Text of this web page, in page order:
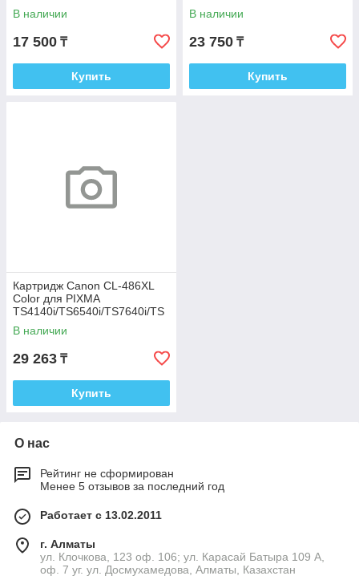
8284B001
В наличии
17 500 ₸
Купить
В наличии
23 750 ₸
Купить
Картридж Canon CL-486XL
Color для PIXMA
TS4140i/TS6540i/TS7640i/TS
7740i 6224C001
В наличии
29 263 ₸
Купить
О нас
Рейтинг не сформирован
Менее 5 отзывов за последний год
Работает с 13.02.2011
г. Алматы
ул. Клочкова, 123 оф. 106; ул. Карасай Батыра 109 А,
оф. 7 уг. ул. Досмухамедова, Алматы, Казахстан